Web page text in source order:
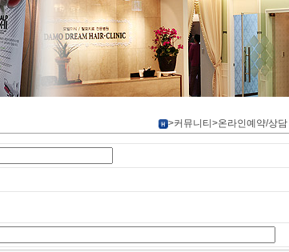
>커뮤니티>온라인예약/상담